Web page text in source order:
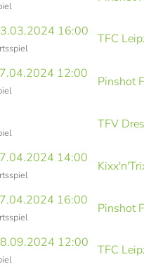
16:00 TFC
12:00
Pinshot
TFV
14:00
16:00
Pinshot
12:00 TFC